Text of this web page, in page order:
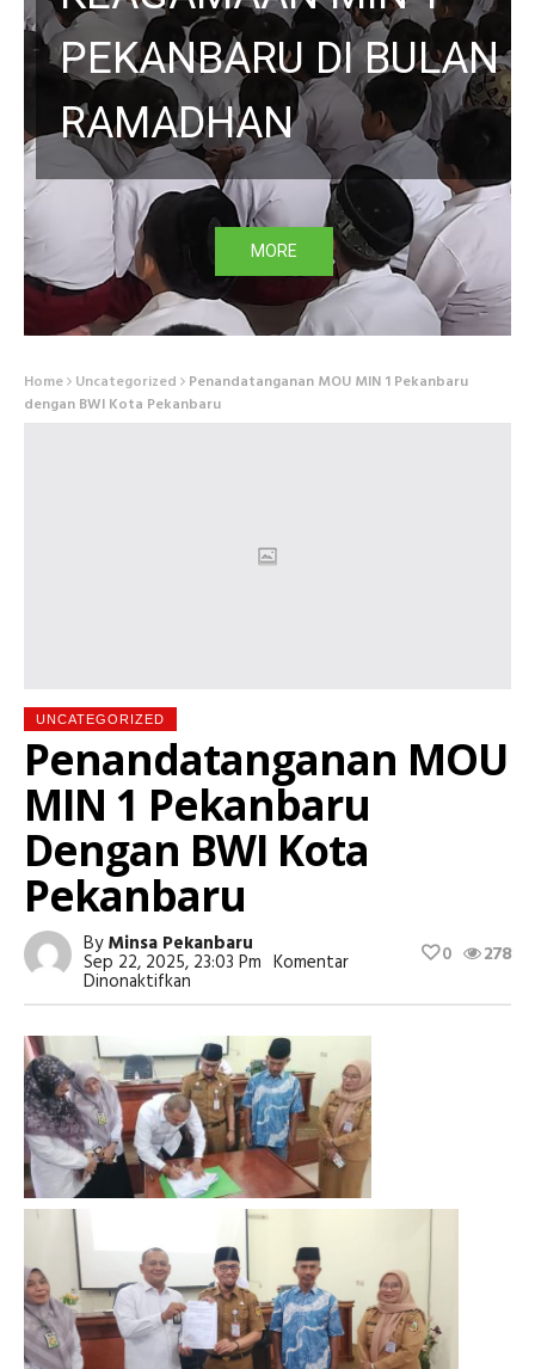
PEKANBARU DI BULAN
RAMADHAN
MORE
Home Uncategorized Penandatanganan MOU MIN 1 Pekanbaru
dengan BWI Kota Pekanbaru
UNCATEGORIZED
Penandatanganan MOU
MIN 1 Pekanbaru
Dengan BWI Kota
Pekanbaru
ByMinsa Pekanbaru
Sep 22, 2025, 23:03 Pm Komentar
Dinonaktifkan
Penandatanganan
MIN
1
Pekanbaru
Dengan
BWI
Kota
Pekanbaru
278
0